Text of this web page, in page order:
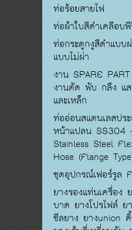
ท่อร้อยสายไฟ
ท่อผ้าใบสีดำเคลือบ
ท่อกระดูกงูสีดำแบบ
แบบไม่ผ่า
งาน SPARE
งานตัด พับ กลึง แส
และเหล็ก
ท่ออ่อนสแตนเลสปร
หน้าแปลน SS304
Stainless Steel
Hose (Flange
ชุดอุปกรณ์เฟอร์รูล
ยางรองแท่นเครื่อง
บาด ยางโปรไฟล์ ย
ซีลยาง ยางunion